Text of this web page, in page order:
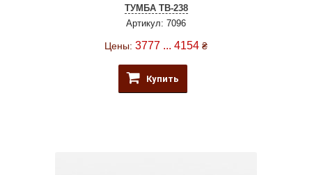
ТУМБА ТВ-238
Артикул: 7096
Цены: 3777 ... 4154 ₴
Купить